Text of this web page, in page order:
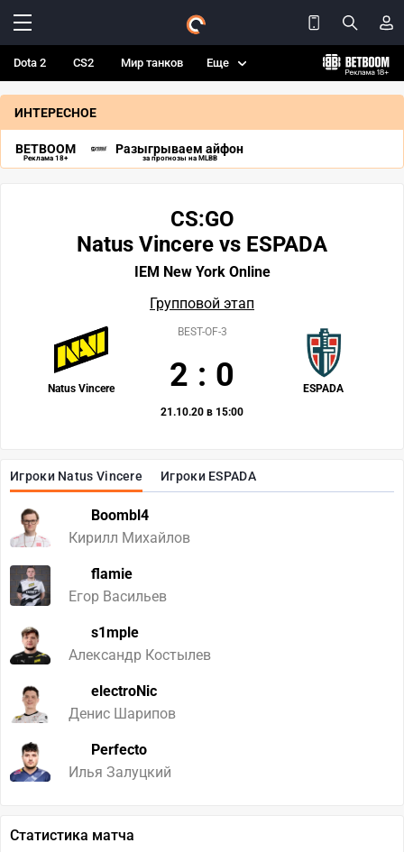
Dota 2 CS2 Мир танков Еще
ИНТЕРЕСНОЕ
BETBOOM
Реклама 18+
Разыгрываем айфон
за прогнозы на MLBB
Игроки Natus Vincere Игроки ESPADA
Boombl4
Кирилл Михайлов
flamie
Егор Васильев
s1mple
Александр Костылев
electroNic
Денис Шарипов
Perfecto
Илья Залуцкий
CS:GO
Natus Vincere vs ESPADA
IEM New York Online
Групповой этап
Natus Vincere ESPADA
BEST-OF-3
2 : 0
21.10.20 в 15:00
Статистика матча